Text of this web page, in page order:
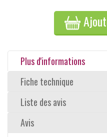
Plus d'informations
Fiche technique
Liste des avis
Avis